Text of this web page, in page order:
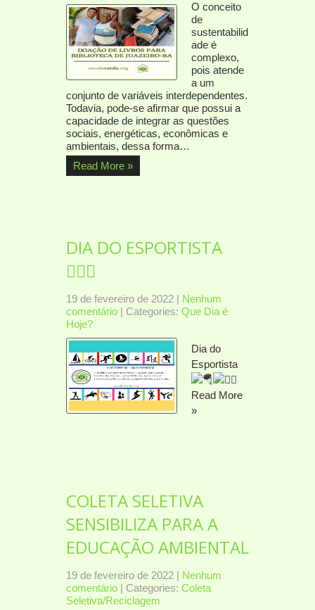
O conceito
de
sustentabilid
ade é
complexo,
pois atende
a um
conjunto de variáveis interdependentes.
Todavia, pode-se afirmar que possui a
capacidade de integrar as questões
sociais, energéticas, econômicas e
ambientais, dessa forma…
Read More »
DIA DO ESPORTISTA
🤸🏽‍♀️
19 de fevereiro de 2022 | Nenhum
comentário | Categories: Que Dia é
Hoje?
Dia do
Esportista
Read More
»
COLETA SELETIVA
SENSIBILIZA PARA A
EDUCAÇÃO AMBIENTAL
19 de fevereiro de 2022 | Nenhum
comentário | Categories: Coleta
Seletiva/Reciclagem